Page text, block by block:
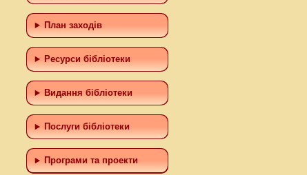
План заходів
Ресурси бібліотеки
Видання бібліотеки
Послуги бібліотеки
Програми та проекти